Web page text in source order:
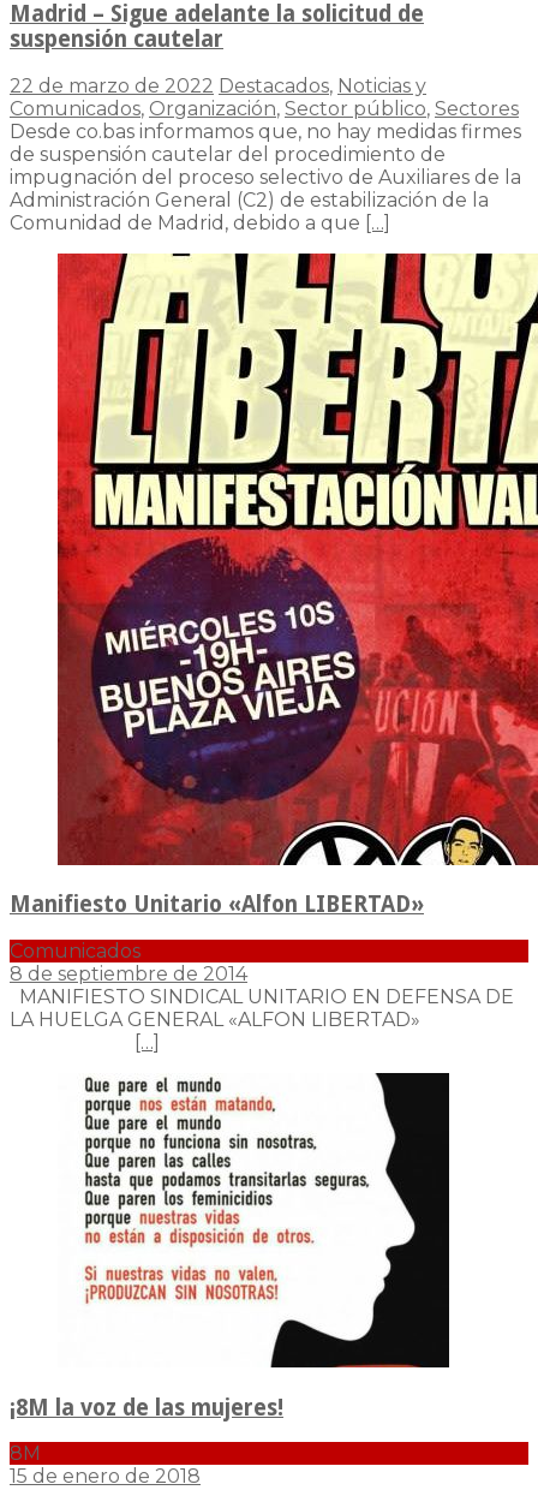
Madrid – Sigue adelante la solicitud de
suspensión cautelar
22 de marzo de 2022 Destacados, Noticias y
Comunicados, Organización, Sector público, Sectores
Desde co.bas informamos que, no hay medidas firmes
de suspensión cautelar del procedimiento de
impugnación del proceso selectivo de Auxiliares de la
Administración General (C2) de estabilización de la
Comunidad de Madrid, debido a que […]
Manifiesto Unitario «Alfon LIBERTAD»
Comunicados
8 de septiembre de 2014
MANIFIESTO SINDICAL UNITARIO EN DEFENSA DE
LA HUELGA GENERAL «ALFON LIBERTAD»
[…]
¡8M la voz de las mujeres!
8M
15 de enero de 2018